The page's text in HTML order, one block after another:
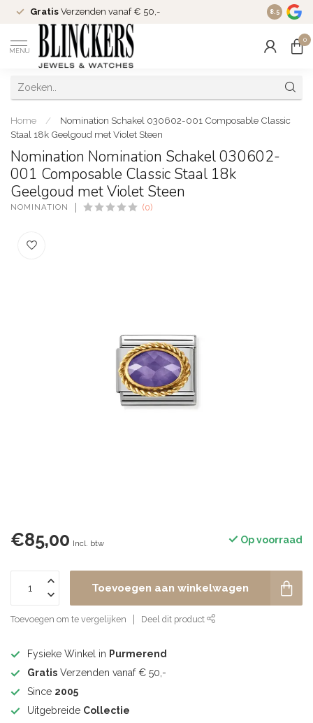
Gratis Verzenden vanaf € 50,- Since
8.5
MENU
0
Home /
Nomination Schakel 030602-001 Composable Classic
Staal 18k Geelgoud met Violet Steen
Nomination Nomination Schakel 030602-
001 Composable Classic Staal 18k
Geelgoud met Violet Steen
NOMINATION (0)
€85,00 Incl. btw Op voorraad
Toevoegen aan winkelwagen
Toevoegen om te vergelijken Deel dit product
Fysieke Winkel in Purmerend
Gratis Verzenden vanaf € 50,-
Since 2005
Uitgebreide Collectie